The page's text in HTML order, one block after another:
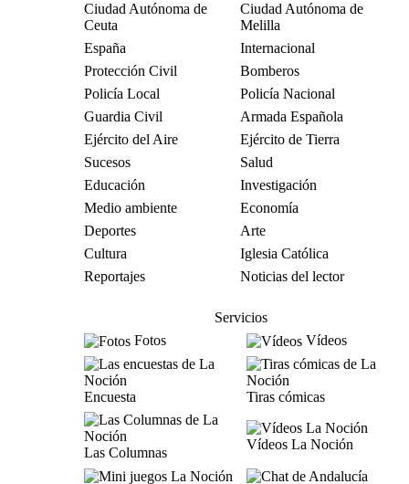
Ciudad Autónoma de
Ceuta
Ciudad Autónoma de
Melilla
España
Internacional
Protección Civil
Bomberos
Policía Local
Policía Nacional
Guardia Civil
Armada Española
Ejército del Aire
Ejército de Tierra
Sucesos
Salud
Educación
Investigación
Medio ambiente
Economía
Deportes
Arte
Cultura
Iglesia Católica
Reportajes
Noticias del lector
Servicios
Fotos
Vídeos
Encuesta Tiras cómicas
Las Columnas
Vídeos La Noción